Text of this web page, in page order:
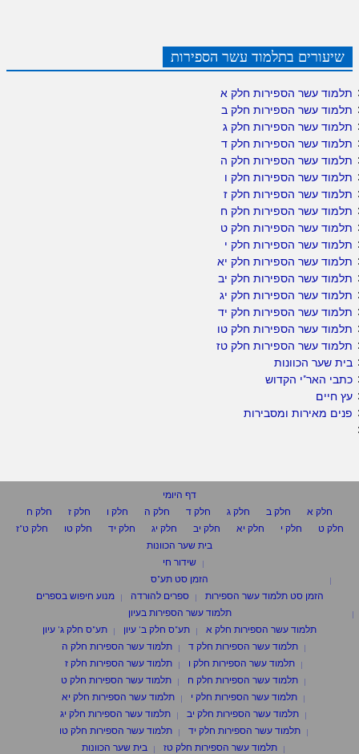
שיעורים בתלמוד עשר הספירות
תלמוד עשר הספירות חלק א
תלמוד עשר הספירות חלק ב
תלמוד עשר הספירות חלק ג
תלמוד עשר הספירות חלק ד
תלמוד עשר הספירות חלק ה
תלמוד עשר הספירות חלק ו
תלמוד עשר הספירות חלק ז
תלמוד עשר הספירות חלק ח
תלמוד עשר הספירות חלק ט
תלמוד עשר הספירות חלק י
תלמוד עשר הספירות חלק יא
תלמוד עשר הספירות חלק יב
תלמוד עשר הספירות חלק יג
תלמוד עשר הספירות חלק יד
תלמוד עשר הספירות חלק טו
תלמוד עשר הספירות חלק טז
בית שער הכוונות
כתבי האר"י הקדוש
עץ חיים
פנים מאירות ומסבירות
דף היומי
חלק א
חלק ב חלק ג חלק ד חלק ה חלק ו חלק ז
חלק ח
חלק ט
חלק י חלק יא חלק יב חלק יג חלק יד חלק טו
חלק ט"ז
בית שער הכוונות
שידור חי
הזמן סט תע"ס
הזמן סט תלמוד עשר הספירות
ספרים להורדה
מנוע חיפוש בספרים
תלמוד עשר הספירות בעיון
תלמוד עשר הספירות חלק א
תע"ס חלק ב' עיון
תע"ס חלק ג' עיון
תלמוד עשר הספירות חלק ד
תלמוד עשר הספירות חלק ה
תלמוד עשר הספירות חלק ו
תלמוד עשר הספירות חלק ז
תלמוד עשר הספירות חלק ח
תלמוד עשר הספירות חלק ט
תלמוד עשר הספירות חלק י
תלמוד עשר הספירות חלק יא
תלמוד עשר הספירות חלק יב
תלמוד עשר הספירות חלק יג
תלמוד עשר הספירות חלק יד
תלמוד עשר הספירות חלק טו
תלמוד עשר הספירות חלק טז
בית שער הכוונות